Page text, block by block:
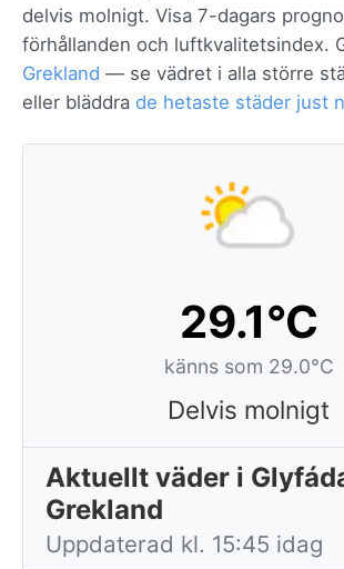
delvis molnigt. Visa 7-dagars
förhållanden och luftkvalitetsindex.
Grekland — se vädret i alla större
eller bläddra de hetaste städer just
29.1°C
känns som 29.0°C
Delvis molnigt
Aktuellt väder i
Grekland
Uppdaterad kl. 15:45 idag